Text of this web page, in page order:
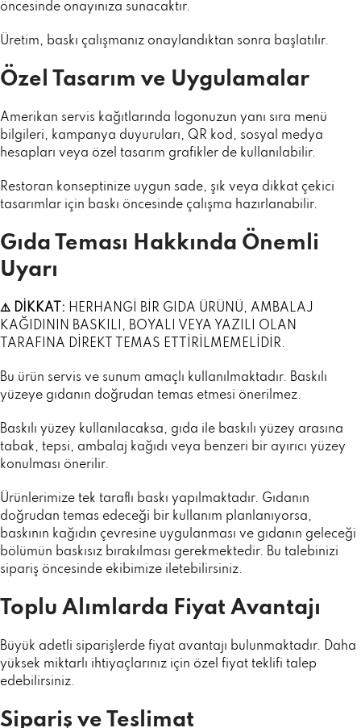
öncesinde onayınıza sunacaktır.
Üretim, baskı çalışmanız onaylandıktan sonra başlatılır.
Özel Tasarım ve Uygulamalar
Amerikan servis kağıtlarında logonuzun yanı sıra menü
bilgileri, kampanya duyuruları, QR kod, sosyal medya
hesapları veya özel tasarım grafikler de kullanılabilir.
Restoran konseptinize uygun sade, şık veya dikkat çekici
tasarımlar için baskı öncesinde çalışma hazırlanabilir.
Gıda Teması Hakkında Önemli
Uyarı
⚠️ DİKKAT: HERHANGİ BİR GIDA ÜRÜNÜ, AMBALAJ
KAĞIDININ BASKILI, BOYALI VEYA YAZILI OLAN
TARAFINA DİREKT TEMAS ETTİRİLMEMELİDİR.
Bu ürün servis ve sunum amaçlı kullanılmaktadır. Baskılı
yüzeye gıdanın doğrudan temas etmesi önerilmez.
Baskılı yüzey kullanılacaksa, gıda ile baskılı yüzey arasına
tabak, tepsi, ambalaj kağıdı veya benzeri bir ayırıcı yüzey
konulması önerilir.
Ürünlerimize tek taraflı baskı yapılmaktadır. Gıdanın
doğrudan temas edeceği bir kullanım planlanıyorsa,
baskının kağıdın çevresine uygulanması ve gıdanın geleceği
bölümün baskısız bırakılması gerekmektedir. Bu talebinizi
sipariş öncesinde ekibimize iletebilirsiniz.
Toplu Alımlarda Fiyat Avantajı
Büyük adetli siparişlerde fiyat avantajı bulunmaktadır. Daha
yüksek miktarlı ihtiyaçlarınız için özel fiyat teklifi talep
edebilirsiniz.
Sipariş ve Teslimat